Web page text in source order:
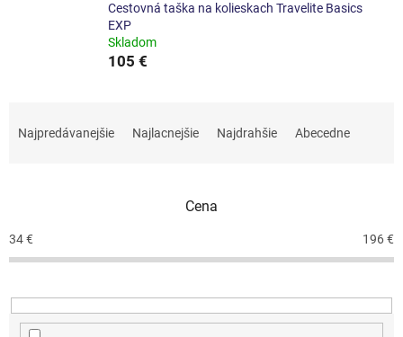
Cestovná taška na kolieskach Travelite Basics
EXP
Skladom
105 €
e
p
r
d
Najpredávanejšie Najlacnejšie Najdrahšie Abecedne
Cena
34€ 196€